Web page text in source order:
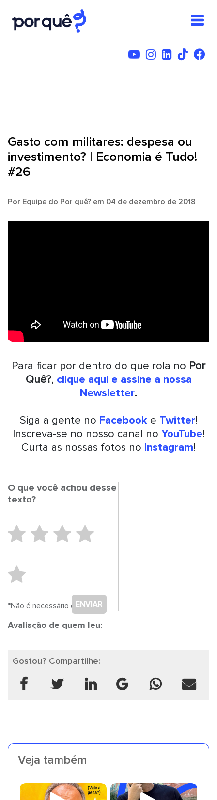
Gasto com militares: despesa ou
investimento? | Economia é Tudo!
#26
Por Equipe do Por quê? em 04 de dezembro de 2018
Para ficar por dentro do que rola no Por
Quê?, clique aqui e assine a nossa
Newsletter.
Siga a gente no Facebooke Twitter!
Inscreva-se no nosso canal no YouTube!
Curta as nossas fotos no Instagram!
O que você achou desse
texto?
ENVIAR
*Não é necessário cadastro.
Avaliação de quem leu:
Gostou? Compartilhe:
Veja também